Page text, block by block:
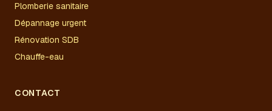
Plomberie sanitaire
Dépannage urgent
Rénovation SDB
Chauffe-eau
CONTACT